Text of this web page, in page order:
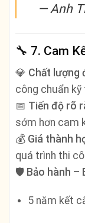
—Anh
🔧 7. Cam
💎 Chất lượng
công chuẩn kỹ
📅 Tiến độ rõ
sớm hơn cam
💰 Giá thành
quá trình thi
🛡️ Bảo hành –
5 năm kết